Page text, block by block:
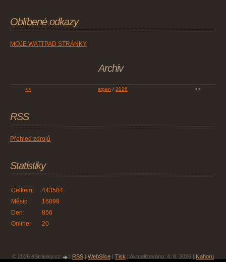
Oblíbené odkazy
MOJE WATTPAD STRÁNKY
Archiv
<< srpen / 2026 >>
RSS
Přehled zdrojů
Statistiky
Online: 20
Celkem:
443584
Měsíc:
16099
Den:
856
© 2026 eStránky.cz RSS WebSlice Tisk Aktualizováno: 4. 8. 2026
Nahoru